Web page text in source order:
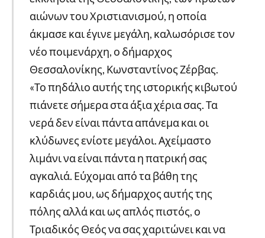
αιώνων του Χριστιανισμού, η οποία
άκμασε και έγινε μεγάλη, καλωσόρισε τον
νέο ποιμενάρχη, ο δήμαρχος
Θεσσαλονίκης, Κωνσταντίνος Ζέρβας.
«Το πηδάλιο αυτής της ιστορικής κιβωτού
πιάνετε σήμερα στα άξια χέρια σας. Τα
νερά δεν είναι πάντα απάνεμα και οι
κλύδωνες ενίοτε μεγάλοι. Αχείμαστο
λιμάνι να είναι πάντα η πατρική σας
αγκαλιά. Εύχομαι από τα βάθη της
καρδιάς μου, ως δήμαρχος αυτής της
πόλης αλλά και ως απλός πιστός, ο
Τριαδικός Θεός να σας χαριτώνει και να